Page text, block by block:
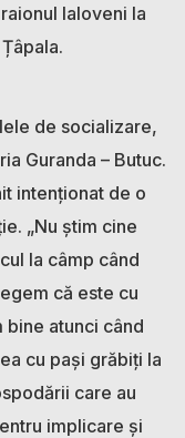
Ialoveni la
de socializare,
Guranda – Butuc.
intenționat de o
„Nu știm cine
la câmp când
că este cu
bine atunci când
cu pași grăbiți la
care au
implicare și